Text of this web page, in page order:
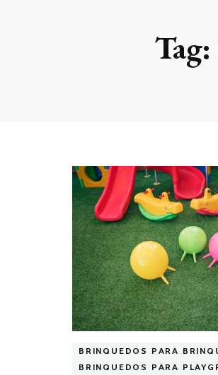
Tag:
BRINQUEDOS PARA
BRINQUEDOS PARA